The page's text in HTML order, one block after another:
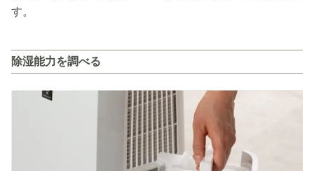
す。
除湿能力を調べる